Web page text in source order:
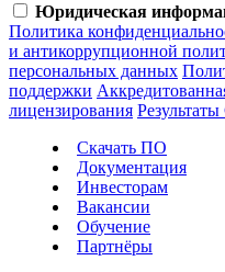
Юридическая
Политика
и антикоррупционной
персональных данных
поддержки
лицензирования
Скачать ПО
Документация
Инвесторам
Вакансии
Обучение
Партнёры